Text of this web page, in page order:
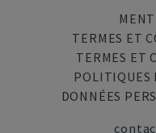
TERMES ET
TERMES ET
POLITIQUES
DONNÉES